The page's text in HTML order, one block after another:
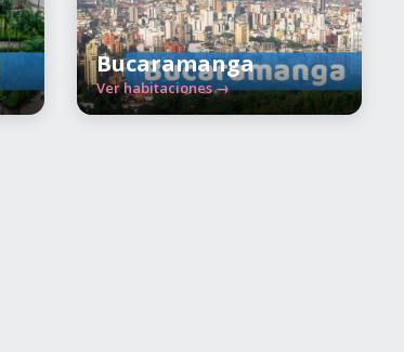
Bucaramanga
Ver habitaciones →